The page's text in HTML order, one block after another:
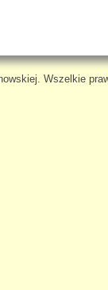
Wszelkie